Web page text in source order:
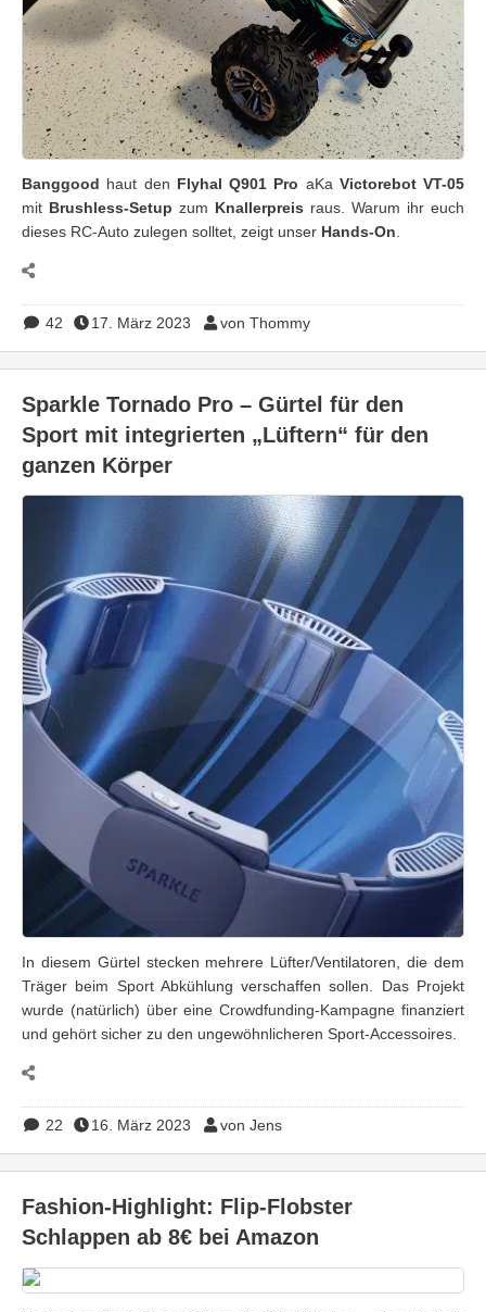
Banggood haut den Flyhal Q901 Pro aKa Victorebot VT-05
mit Brushless-Setup zum Knallerpreis raus. Warum ihr euch
dieses RC-Auto zulegen solltet, zeigt unser Hands-On.
42 17. März 2023 von Thommy
Sparkle Tornado Pro – Gürtel für den
Sport mit integrierten „Lüftern“ für den
ganzen Körper
In diesem Gürtel stecken mehrere Lüfter/Ventilatoren, die dem
Träger beim Sport Abkühlung verschaffen sollen. Das Projekt
wurde (natürlich) über eine Crowdfunding-Kampagne finanziert
und gehört sicher zu den ungewöhnlicheren Sport-Accessoires.
22 16. März 2023 von Jens
Fashion-Highlight: Flip-Flobster
Schlappen ab 8€ bei Amazon